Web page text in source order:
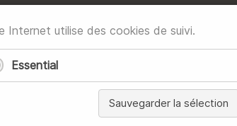
Internet utilise des cookies de suivi.
Essential
Sauvegarder la sélection